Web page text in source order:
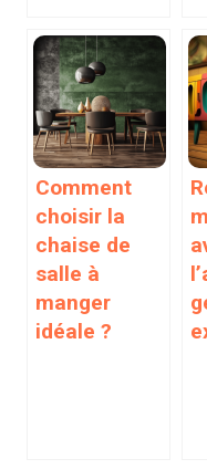
Comment
choisir la
chaise de
salle à
manger
idéale ?